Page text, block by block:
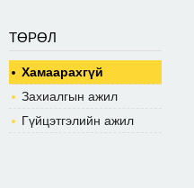
ТӨРӨЛ
Хамаарахгүй
Захиалгын ажил
Гүйцэтгэлийн ажил